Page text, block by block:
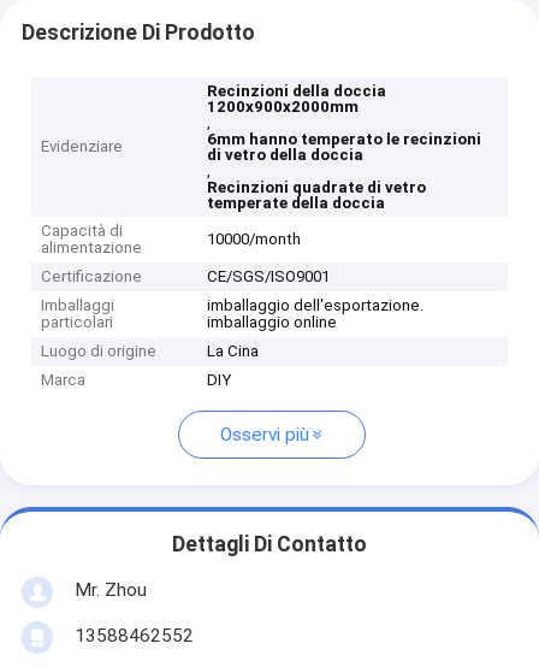
Descrizione Di Prodotto
Evidenziare
Recinzioni della doccia
1200x900x2000mm
,
6mm hanno temperato le recinzioni
di vetro della doccia
,
Recinzioni quadrate di vetro
temperate della doccia
Capacità di
alimentazione
10000/month
Certificazione
CE/SGS/ISO9001
Imballaggi
particolari
imballaggio dell'esportazione.
imballaggio online
Luogo di origine
La Cina
Marca
DIY
Osservi più
Dettagli Di Contatto
Mr. Zhou
13588462552